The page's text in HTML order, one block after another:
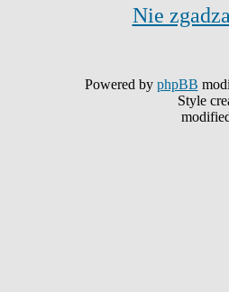
Nie
Powered by phpBB
Style